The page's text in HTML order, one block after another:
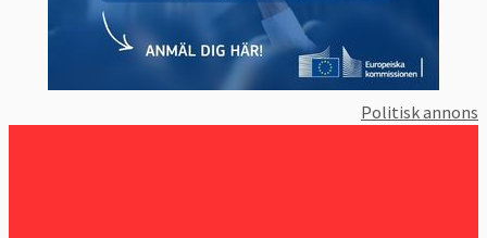
Politisk annons